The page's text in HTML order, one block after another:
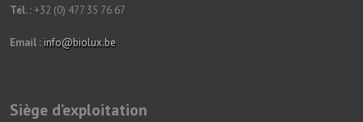
Tél. :+32 (0) 477 35 76 67
Email : info@biolux.be
Siège d’exploitation